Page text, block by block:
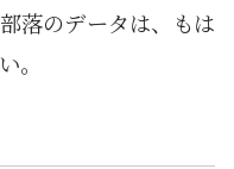
落のデータは、もは
。